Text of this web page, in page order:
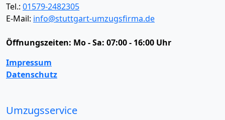
Tel.: 01579-2482305
E-Mail: info@stuttgart-umzugsfirma.de
Öffnungszeiten: Mo - Sa: 07:00 - 16:00 Uhr
Impressum
Datenschutz
Umzugsservice